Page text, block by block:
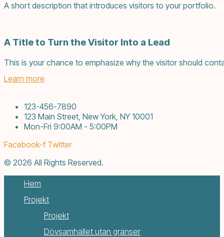
A short description that introduces visitors to your portfolio.
A Title to Turn the Visitor Into a Lead
This is your chance to emphasize why the visitor should
Learn more
123-456-7890
123 Main Street, New York, NY 10001
Mon-Fri 9:00AM - 5:00PM
Facebook-f Twitter
© 2026 All Rights Reserved.
Hem
Projekt
Projekt
Dövsamhället utan gränser